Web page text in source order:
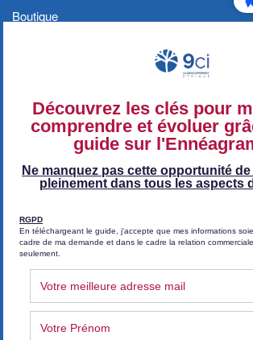
Boutique
Conditions générales et Politique
confidentialité
Politique de confidentialité
Conditions générales de vente (CGV)
Conditions générales de vente (Coaching)